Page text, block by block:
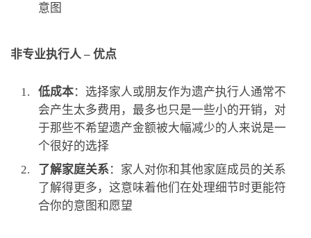
意图
非专业执行人 – 优点
低成本：选择家人或朋友作为遗产执行人通常不
会产生太多费用，最多也只是一些小的开销，对
于那些不希望遗产金额被大幅减少的人来说是一
个很好的选择
了解家庭关系：家人对你和其他家庭成员的关系
了解得更多，这意味着他们在处理细节时更能符
合你的意图和愿望